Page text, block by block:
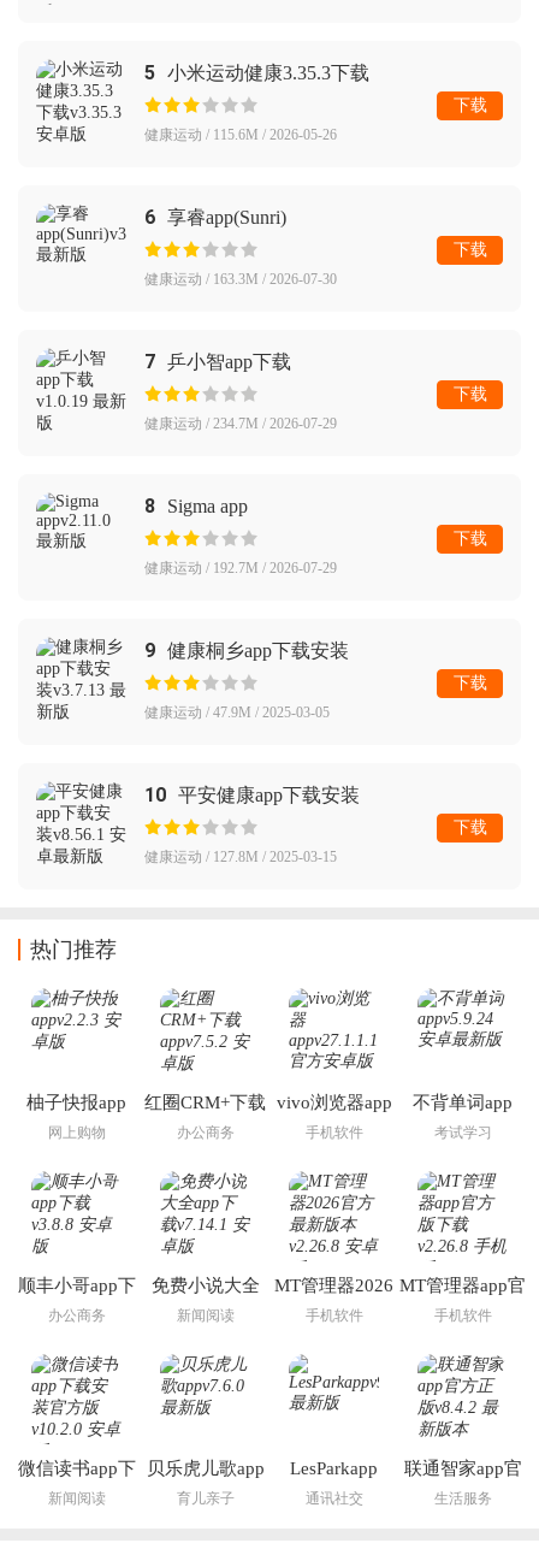
5 小米运动健康3.35.3下载
健康运动 / 115.6M / 2026-05-26
下载
6 享睿app(Sunri)
健康运动 / 163.3M / 2026-07-30
下载
7 乒小智app下载
健康运动 / 234.7M / 2026-07-29
下载
8 Sigma app
健康运动 / 192.7M / 2026-07-29
下载
9 健康桐乡app下载安装
健康运动 / 47.9M / 2025-03-05
下载
10 平安健康app下载安装
健康运动 / 127.8M / 2025-03-15
下载
热门推荐
柚子快报app
网上购物
红圈CRM+下载
app
办公商务
vivo浏览器app
手机软件
不背单词app
考试学习
顺丰小哥app下
载
办公商务
免费小说大全
app下载
新闻阅读
MT管理器2026
官方最新版本
手机软件
MT管理器app官
方版下载
手机软件
微信读书app下
载安装官方版
新闻阅读
贝乐虎儿歌app
育儿亲子
LesParkapp
通讯社交
联通智家app官
方正版
生活服务